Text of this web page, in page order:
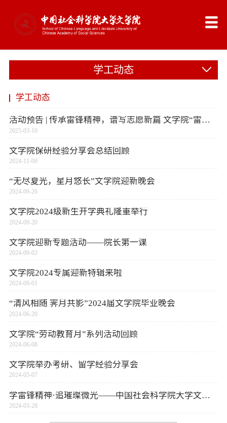
学工动态
学工动态
活动预告 | 传承雷锋精神，谱写志愿新篇 文学院“雷锋月”活动期待你的加入！
2025-03-10
文学院保研经验分享会总结回顾
2024-11-09
“无尽夏光，星月悠长”文学院迎新晚会
2024-09-26
文学院2024级新生开学典礼隆重举行
2024-09-20
文学院迎新专题活动——院长第一课
2024-09-02
文学院2024专属迎新特辑来啦
2024-09-01
“清风相随 霁月共影”2024届文学院毕业晚会
2024-06-20
文学院“劳动教育月”系列活动回顾
2024-06-08
文学院举办考研、留学经验分享会
2024-05-07
学雷锋精神·追璀璨微光——中国社会科学院大学文学院雷锋月特别活动
2024-03-28